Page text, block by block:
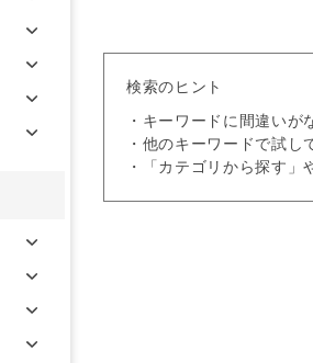
検索のヒント
・キーワードに間違いが
・他のキーワードで試し
・「カテゴリから探す」